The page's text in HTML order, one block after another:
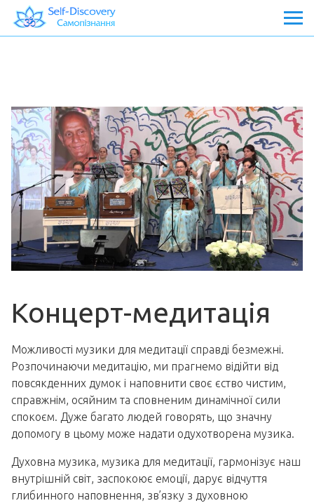
Концерт-медитація
Можливості музики для медитації справді безмежні.
Розпочинаючи медитацію, ми прагнемо відійти від
повсякденних думок і наповнити своє єство чистим,
справжнім, осяйним та сповненим динамічної сили
спокоєм. Дуже багато людей говорять, що значну
допомогу в цьому може надати одухотворена музика.
Духовна музика, музика для медитації, гармонізує наш
внутрішній світ, заспокоює емоції, дарує відчуття
глибинного наповнення, зв’язку з духовною